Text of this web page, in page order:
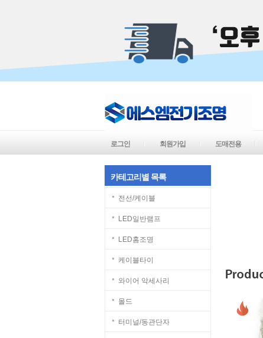
로그인 회원가입 도매전용
카테고리별 목록
전선/케이블
LED일반램프
LED홈조명
케이블타이
와이어 악세사리
몰드
터미널/동관단자